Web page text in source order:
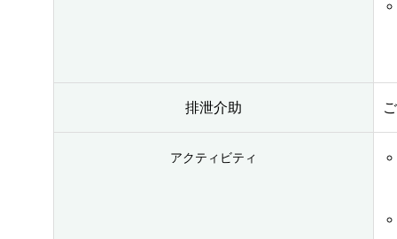
排泄介助
アクティビティ